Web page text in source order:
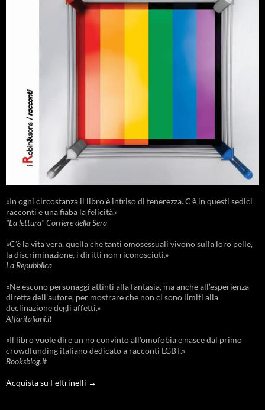
«In ogni circostanza il libro è intriso di tenerezza. C'è in questi sedici
racconti e una fiaba la felicità.»
"La lettura" Corriere della Sera
«C’è la vita vera, quella che tanti omosessuali vivono sulla loro pelle,
la discriminazione, i diritti non riconosciuti.»
La Repubblica
«Ne escono personaggi attinti alla fantasia, ma anche all’esperienza
diretta dell’autore, per mostrare che non ci sono limiti alla
declinazione degli affetti.»
Affaritaliani.it
«Il libro vuole dire un no convinto all’omofobia e nasce dal primo
crowdfunding italiano dedicato a racconti LGBT.»
Booksblog.it
Acquista su Feltrinelli →